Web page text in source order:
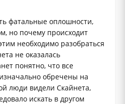
фатальные оплошности,
но почему происходит
необходимо разобраться
не оказалась
понятно, что все
обречены на
люди видели Скайнета,
искать в другом